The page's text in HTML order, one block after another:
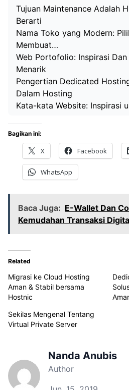
Tujuan Maintenance Adalah
Berarti
Nama Toko yang Modern:
Membuat…
Web Portofolio: Inspirasi
Menarik
Pengertian Dedicated
Dalam Hosting
Kata-kata Website: Inspirasi
Bagikan ini:
X Facebook
WhatsApp
Baca Juga: E-Wallet Dan
Kemudahan Transaksi
Related
Migrasi ke Cloud Hosting
Aman & Stabil bersama
Hostnic
Sekilas Mengenal Tentang
Virtual Private Server
Nanda Anubis
Author